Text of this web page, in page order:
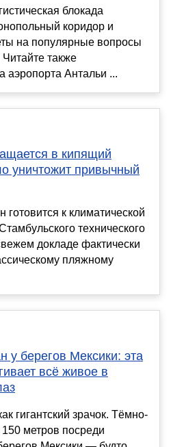
блокада
коридор и
на популярные вопросы
также
аэропорта Антальи ...
в кипящий
уничтожит привычный
к климатической
технического
докладе фактически
пляжному
у берегов Мексики: эта
всё живое в
гигантский зрачок. Тёмно-
метров посреди